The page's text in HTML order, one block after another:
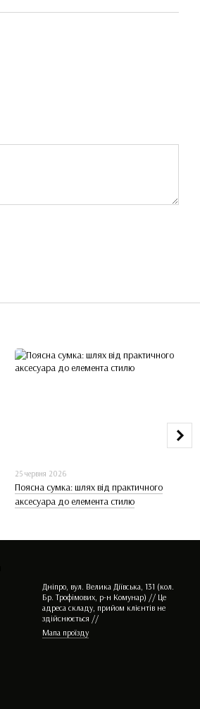
25 червня 2026
Поясна сумка: шлях від практичного
аксесуара до елемента стилю
Дніпро, вул. Велика Діївська, 131 (кол.
Бр. Трофімових, р-н Комунар) // Це
адреса складу, прийом клієнтів не
здійснюється //
Мапа проїзду